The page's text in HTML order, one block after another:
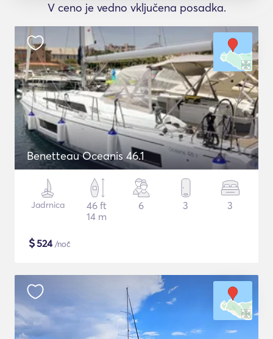
V ceno je vedno vključena posadka.
Benetteau Oceanis 46.1
Jadrnica
46 ft
14 m
6 3 3
$524/noč